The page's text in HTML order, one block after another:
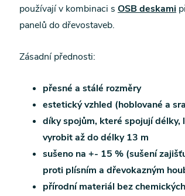
používají v kombinaci s OSB deskami
panelů do dřevostaveb.
Zásadní přednosti:
přesné a stálé rozměry
estetický vzhled (hoblované a
díky spojům, které spojují délky,
vyrobit až do délky 13 m
sušeno na +- 15 % (sušení
proti plísním a dřevokazným
přírodní materiál bez